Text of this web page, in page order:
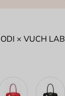
× VUCH LAB